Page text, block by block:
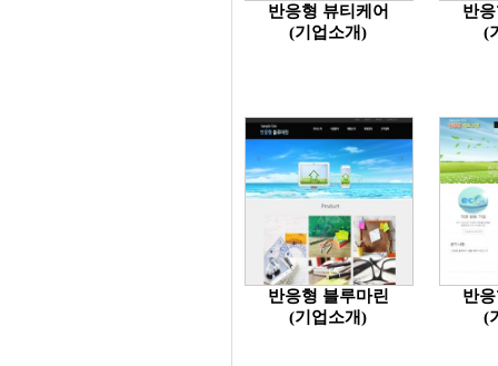
반응형 뷰티케어
(기업소개)
반
(
반응형 블루마린
(기업소개)
반
(